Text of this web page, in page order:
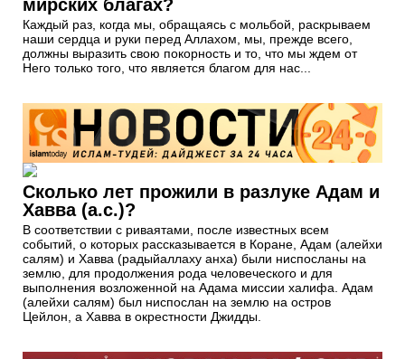
мирских благах?
Каждый раз, когда мы, обращаясь с мольбой, раскрываем
наши сердца и руки перед Аллахом, мы, прежде всего,
должны выразить свою покорность и то, что мы ждем от
Него только того, что является благом для нас...
Сколько лет прожили в разлуке Адам и
Хавва (а.с.)?
В соответствии с риваятами, после известных всем
событий, о которых рассказывается в Коране, Адам (алейхи
салям) и Хавва (радыйаллаху анха) были ниспосланы на
землю, для продолжения рода человеческого и для
выполнения возложенной на Адама миссии халифа. Адам
(алейхи салям) был ниспослан на землю на остров
Цейлон, а Хавва в окрестности Джидды.